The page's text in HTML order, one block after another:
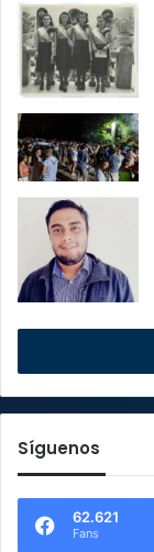
Síguenos
62.621
Fans